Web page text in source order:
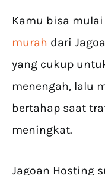
Kamu bisa
murah dari
yang cukup
menengah, lalu
bertahap saat
meningkat.
Jagoan Hosting